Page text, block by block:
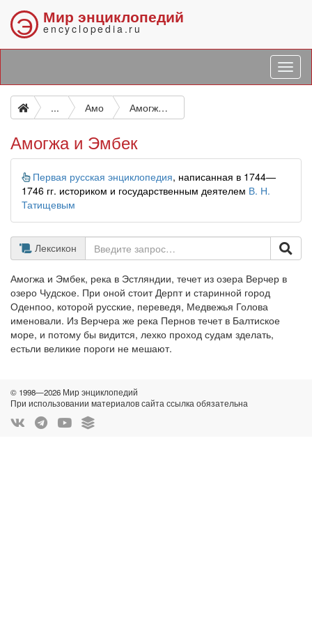
Э Мир энциклопедий
encyclopedia.ru
... Амо Амогжа и Эмбек
Амогжа и Эмбек
Информация
Первая русская энциклопедия, написанная в 1744—
1746 гг. историком и государственным деятелем В. Н.
Татищевым
Лексикон
Амогжа и Эмбек, река в Эстляндии, течет из озера Верчер в
озеро Чудское. При оной стоит Дерпт и старинной город
Оденпоо, которой русские, переведя, Медвежья Голова
именовали. Из Верчера же река Пернов течет в Балтиское
море, и потому бы видится, лехко проход судам зделать,
естьли великие пороги не мешают.
© 1998—2026 Мир энциклопедий
При использовании материалов сайта ссылка обязательна